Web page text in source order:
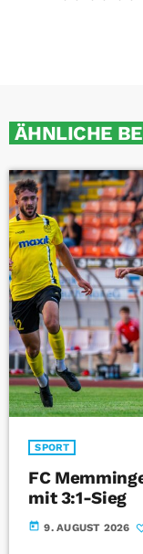
ÄHNLICHE
SPORT
FC
mit 3:1-Sieg
today 9. AUGUST 2026